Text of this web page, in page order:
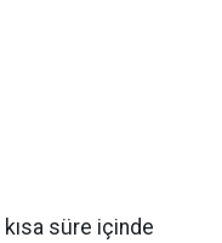
süre içinde